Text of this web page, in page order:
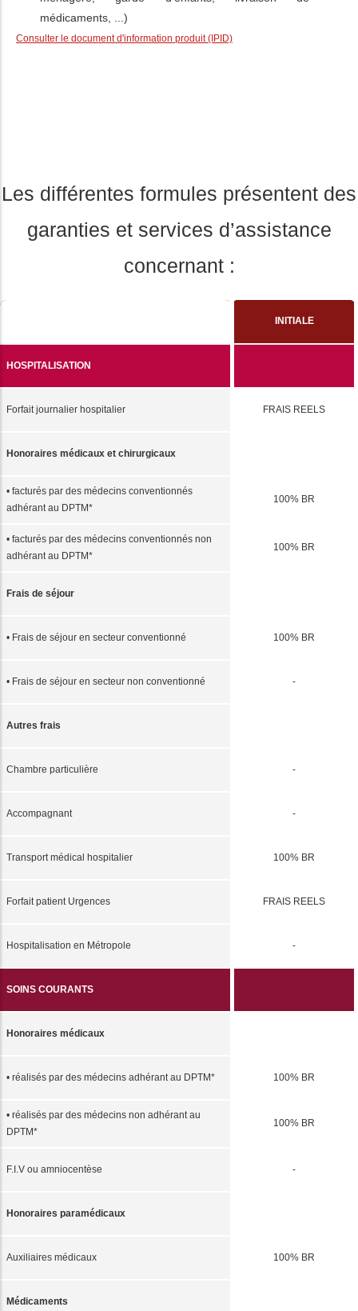
médicaments, ...)
Les différentes formules présentent des
garanties et services d’assistance
concernant :
INITIALE
HOSPITALISATION
Forfait journalier hospitalier FRAIS REELS
Honoraires médicaux et chirurgicaux
• facturés par des médecins conventionnés
adhérant au DPTM*
100% BR
• facturés par des médecins conventionnés non
adhérant au DPTM*
100% BR
Frais de séjour
• Frais de séjour en secteur conventionné 100% BR
• Frais de séjour en secteur non conventionné -
Autres frais
Chambre particulière -
Accompagnant -
Transport médical hospitalier 100% BR
Forfait patient Urgences FRAIS REELS
Hospitalisation en Métropole -
SOINS COURANTS
Honoraires médicaux
• réalisés par des médecins adhérant au DPTM* 100% BR
• réalisés par des médecins non adhérant au
DPTM*
100% BR
F.I.V ou amniocentèse -
Honoraires paramédicaux
Auxiliaires médicaux 100% BR
Médicaments